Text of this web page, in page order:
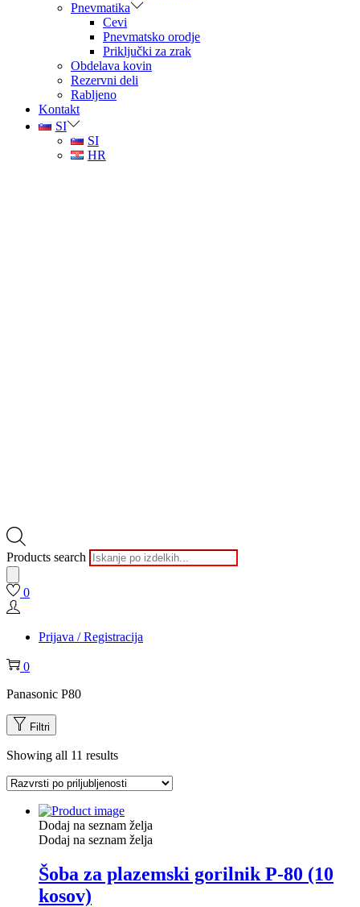
Pnevmatika
Cevi
Pnevmatsko orodje
Priključki za zrak
Obdelava kovin
Rezervni deli
Rabljeno
Kontakt
SI
SI
HR
Products search
0
Prijava / Registracija
0
Panasonic P80
Filtri
Showing all 11 results
Dodaj na seznam želja
Dodaj na seznam želja
Šoba za plazemski gorilnik P-80 (10
kosov)